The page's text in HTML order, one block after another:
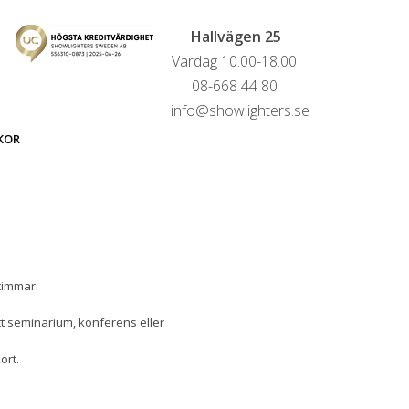
Hallvägen 25
Vardag 10.00-18.00
08-668 44 80
info@showlighters.se
seminarium, konferens eller